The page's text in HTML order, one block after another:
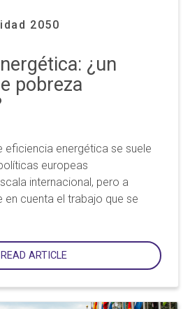
2050
¿un
pobreza
eficiencia energética se suele
europeas
internacional, pero a
en cuenta el trabajo que se
READ ARTICLE